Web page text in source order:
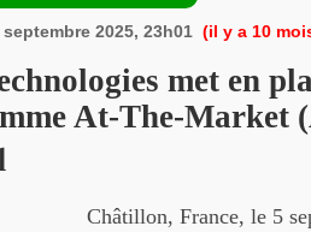
2025, 23h01 (il y a 10
met en
At-The-Market
Châtillon, France, le 5